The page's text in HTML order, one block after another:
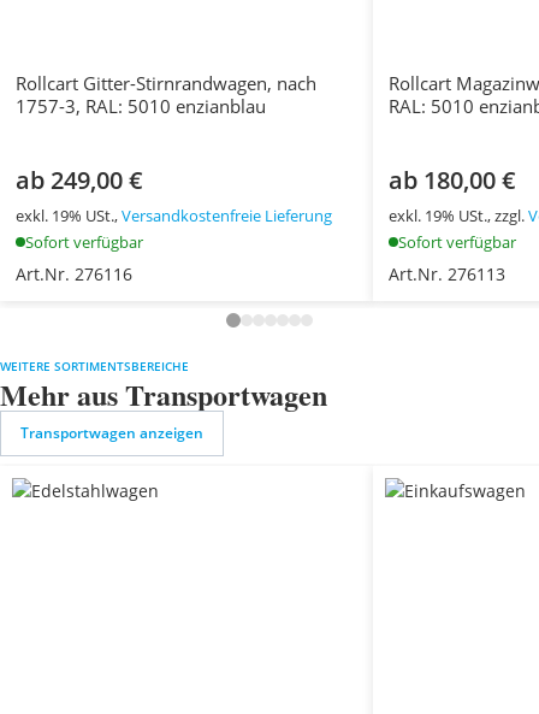
Rollcart Gitter-Stirnrandwagen, nach
1757-3, RAL: 5010 enzianblau
ab 249,00 €
exkl. 19% USt.,Versandkostenfreie Lieferung
Sofort verfügbar
Art.Nr. 276116
Rollcart
RAL: 5010
ab 180,00 €
exkl. 19% USt., zzgl.
Sofort verfügbar
Art.Nr. 276113
WEITERE SORTIMENTSBEREICHE
Mehr aus Transportwagen
Transportwagen anzeigen